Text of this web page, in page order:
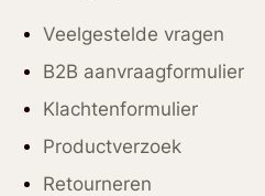
Veelgestelde vragen
B2B aanvraagformulier
Klachtenformulier
Productverzoek
Retourneren